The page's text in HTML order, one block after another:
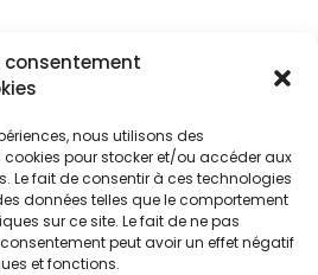
consentement
nous utilisons des
pour stocker et/ou accéder aux
Le fait de consentir à ces technologies
données telles que le comportement
sur ce site. Le fait de ne pas
peut avoir un effet négatif
et fonctions.
joindre
450 546-2703
informés